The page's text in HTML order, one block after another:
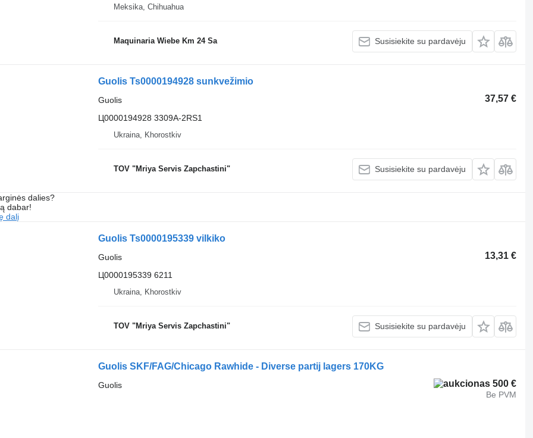
Meksika, Chihuahua
Maquinaria Wiebe Km 24 Sa Susisiekite su pardavėju
Guolis Ts0000194928 sunkvežimio
37,57 €
Guolis
Ц0000194928 3309A-2RS1
Ukraina, Khorostkiv
TOV "Mriya Servis Zapchastini" Susisiekite su pardavėju
dalies?
dabar!
dalį
Guolis Ts0000195339 vilkiko
13,31 €
Guolis
Ц0000195339 6211
Ukraina, Khorostkiv
TOV "Mriya Servis Zapchastini" Susisiekite su pardavėju
Guolis SKF/FAG/Chicago Rawhide - Diverse partij lagers 170KG
500 €
Be PVM
Guolis